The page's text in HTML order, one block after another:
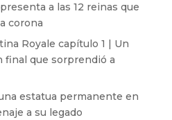
a las 12 reinas que
corona
Royale capítulo 1 | Un
final que sorprendió a
estatua permanente en
a su legado